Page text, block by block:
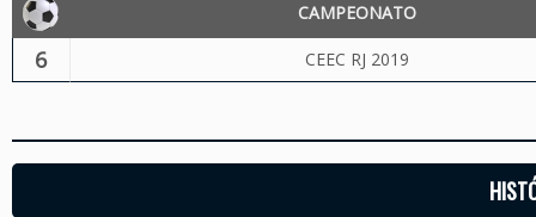
CAMPEONATO
6 CEEC RJ 2019